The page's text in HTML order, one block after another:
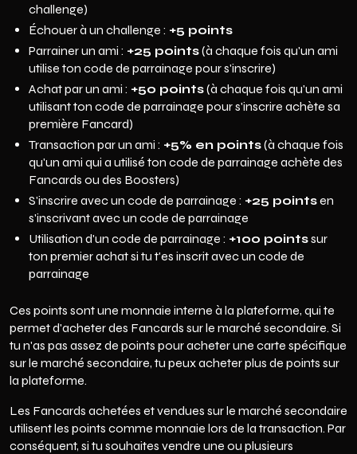
challenge)
Échouer à un challenge : +5 points
Parrainer un ami : +25 points(à chaque fois qu'un ami
utilise ton code de parrainage pour s'inscrire)
Achat par un ami : +50 points(à chaque fois qu'un ami
utilisant ton code de parrainage pour s'inscrire achète sa
première Fancard)
Transaction par un ami : +5% en points(à chaque fois
qu'un ami qui a utilisé ton code de parrainage achète des
Fancards ou des Boosters)
S'inscrire avec un code de parrainage : +25 pointsen
s'inscrivant avec un code de parrainage
Utilisation d'un code de parrainage : +100 pointssur
ton premier achat si tu t'es inscrit avec un code de
parrainage
Ces points sont une monnaie interne à la plateforme, qui te
permet d'acheter des Fancards sur le marché secondaire. Si
tu n'as pas assez de points pour acheter une carte spécifique
sur le marché secondaire, tu peux acheter plus de points sur
la plateforme.
Les Fancards achetées et vendues sur le marché secondaire
utilisent les points comme monnaie lors de la transaction. Par
conséquent, si tu souhaites vendre une ou plusieurs